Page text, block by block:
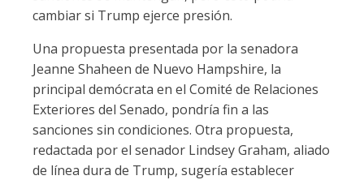
cambiar si Trump ejerce presión.
Una propuesta presentada por la senadora
Jeanne Shaheen de Nuevo Hampshire, la
principal demócrata en el Comité de Relaciones
Exteriores del Senado, pondría fin a las
sanciones sin condiciones. Otra propuesta,
redactada por el senador Lindsey Graham, aliado
de línea dura de Trump, sugería establecer